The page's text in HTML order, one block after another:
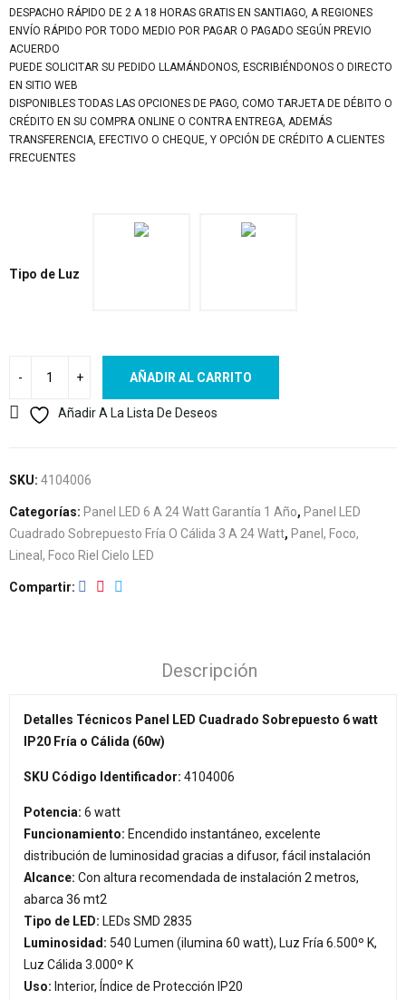
DESPACHO RÁPIDO DE 2 A 18 HORAS GRATIS EN SANTIAGO, A REGIONES
ENVÍO RÁPIDO POR TODO MEDIO POR PAGAR O PAGADO SEGÚN PREVIO
ACUERDO
PUEDE SOLICITAR SU PEDIDO LLAMÁNDONOS, ESCRIBIÉNDONOS O DIRECTO
EN SITIO WEB
DISPONIBLES TODAS LAS OPCIONES DE PAGO, COMO TARJETA DE DÉBITO O
CRÉDITO EN SU COMPRA ONLINE O CONTRA ENTREGA, ADEMÁS
TRANSFERENCIA, EFECTIVO O CHEQUE, Y OPCIÓN DE CRÉDITO A CLIENTES
FRECUENTES
Tipo de Luz
AÑADIR AL CARRITO
Añadir A La Lista De Deseos
SKU: 4104006
Categorías: Panel LED 6 A 24 Watt Garantía 1 Año, Panel LED
Cuadrado Sobrepuesto Fría O Cálida 3 A 24 Watt, Panel, Foco,
Lineal, Foco Riel Cielo LED
Compartir
Descripción
Detalles Técnicos Panel LED Cuadrado Sobrepuesto 6 watt
IP20 Fría o Cálida (60w)
SKU Código Identificador: 4104006
Potencia: 6 watt
Funcionamiento: Encendido instantáneo, excelente
distribución de luminosidad gracias a difusor, fácil instalación
Alcance: Con altura recomendada de instalación 2 metros,
abarca 36 mt2
Tipo de LED: LEDs SMD 2835
Luminosidad: 540 Lumen (ilumina 60 watt), Luz Fría 6.500º K,
Luz Cálida 3.000º K
Uso: Interior, Índice de Protección IP20